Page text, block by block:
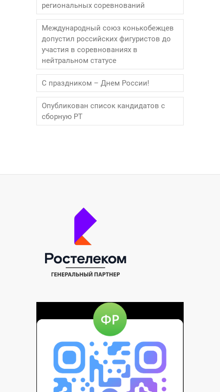
региональных соревнований
Международный союз конькобежцев
допустил российских фигуристов до
участия в соревнованиях в
нейтральном статусе
С праздником – Днем России!
Опубликован список кандидатов с
сборную РТ